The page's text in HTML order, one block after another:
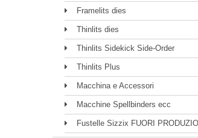
Framelits dies
Thinlits dies
Thinlits Sidekick Side-Order
Thinlits Plus
Macchina e Accessori
Macchine Spellbinders ecc
Fustelle Sizzix FUORI